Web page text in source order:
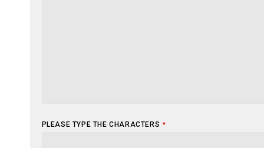
PLEASE TYPE THE CHARACTERS *